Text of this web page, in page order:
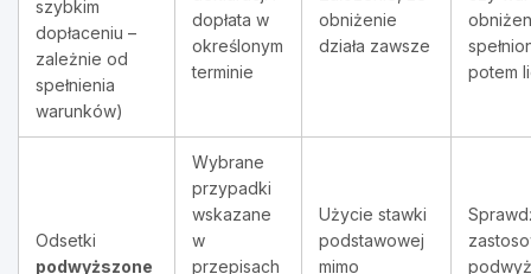
szybkim
dopłaceniu –
zależnie od
spełnienia
warunków)
dopłata w
określonym
terminie
obniżenie
działa zawsze
potem
Odsetki
podwyższone
Wybrane
przypadki
wskazane
w
przepisach
Użycie stawki
podstawowej
mimo